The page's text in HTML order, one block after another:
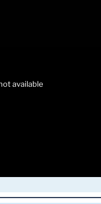
available